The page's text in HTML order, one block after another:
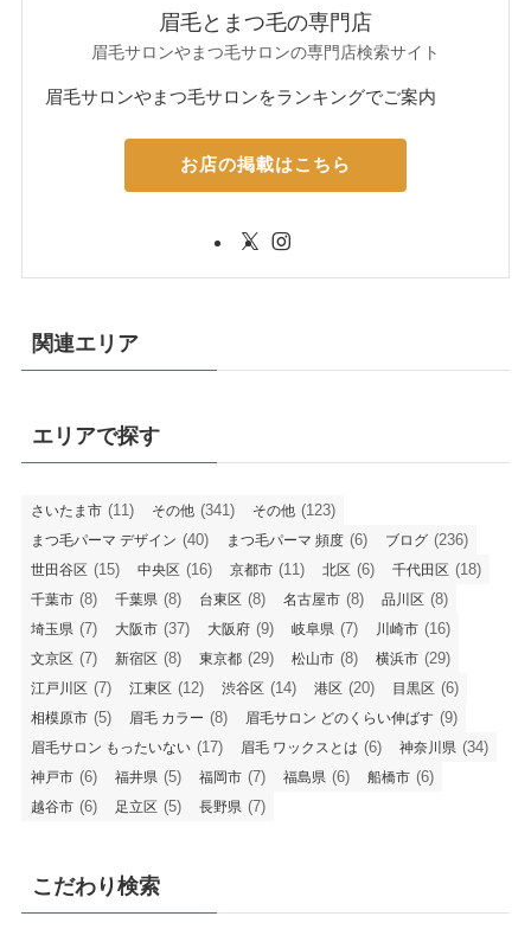
眉毛とまつ毛の専門店
眉毛サロンやまつ毛サロンの専門店検索サイト
眉毛サロンやまつ毛サロンをランキングでご案内
お店の掲載はこちら
関連エリア
エリアで探す
さいたま市 (11) その他 (341) その他 (123)
まつ毛パーマ デザイン (40) まつ毛パーマ 頻度 (6) ブログ (236)
世田谷区 (15) 中央区 (16) 京都市 (11) 北区 (6) 千代田区 (18)
千葉市 (8) 千葉県 (8) 台東区 (8) 名古屋市 (8) 品川区 (8)
埼玉県 (7) 大阪市 (37) 大阪府 (9) 岐阜県 (7) 川崎市 (16)
文京区 (7) 新宿区 (8) 東京都 (29) 松山市 (8) 横浜市 (29)
江戸川区 (7) 江東区 (12) 渋谷区 (14) 港区 (20) 目黒区 (6)
相模原市 (5) 眉毛 カラー (8) 眉毛サロン どのくらい伸ばす (9)
眉毛サロン もったいない (17) 眉毛 ワックスとは (6) 神奈川県 (34)
神戸市 (6) 福井県 (5) 福岡市 (7) 福島県 (6) 船橋市 (6)
越谷市 (6) 足立区 (5) 長野県 (7)
こだわり検索